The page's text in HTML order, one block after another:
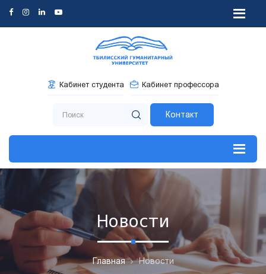
Кабинет студента Кабинет профессора
Контакт
Новости
Главная Новости